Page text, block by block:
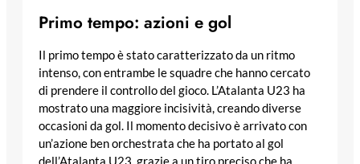
Primo tempo: azioni e gol
Il primo tempo è stato caratterizzato da un ritmo
intenso, con entrambe le squadre che hanno cercato
di prendere il controllo del gioco. L’Atalanta U23 ha
mostrato una maggiore incisività, creando diverse
occasioni da gol. Il momento decisivo è arrivato con
un’azione ben orchestrata che ha portato al gol
dell’Atalanta U23, grazie a un tiro preciso che ha